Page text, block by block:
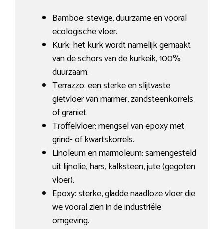
Bamboe: stevige, duurzame en vooral
ecologische vloer.
Kurk: het kurk wordt namelijk gemaakt
van de schors van de kurkeik, 100%
duurzaam.
Terrazzo: een sterke en slijtvaste
gietvloer van marmer, zandsteenkorrels
of graniet.
Troffelvloer: mengsel van epoxy met
grind- of kwartskorrels.
Linoleum en marmoleum: samengesteld
uit lijnolie, hars, kalksteen, jute (gegoten
vloer).
Epoxy: sterke, gladde naadloze vloer die
we vooral zien in de industriële
omgeving.